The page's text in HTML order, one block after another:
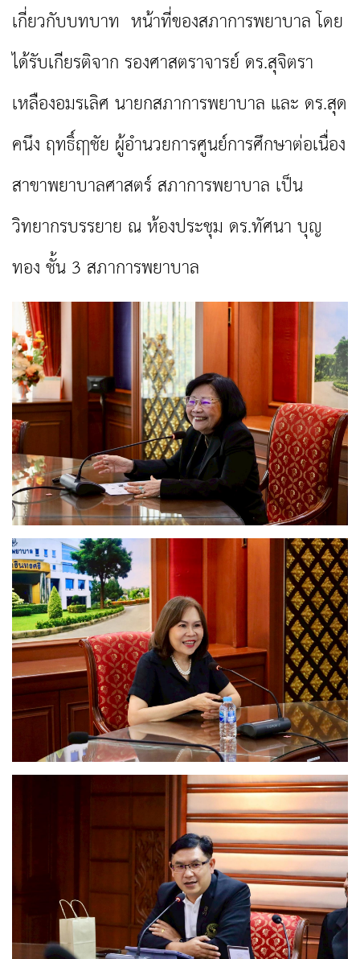
เกี่ยวกับบทบาท หน้าที่ของสภาการพยาบาล โดย
ได้รับเกียรติจาก รองศาสตราจารย์ ดร.สุจิตรา
เหลืองอมรเลิศ นายกสภาการพยาบาล และ ดร.สุด
คนึง ฤทธิ์ฤาชัย ผู้อำนวยการศูนย์การศึกษาต่อเนื่อง
สาขาพยาบาลศาสตร์ สภาการพยาบาล เป็น
วิทยากรบรรยาย ณ ห้องประชุม ดร.ทัศนา บุญ
ทอง ชั้น 3 สภาการพยาบาล